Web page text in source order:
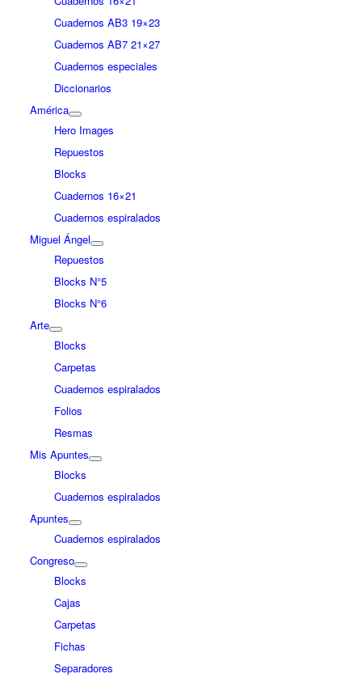
Cuadernos AB3 19×23
Cuadernos AB7 21×27
Cuadernos especiales
Diccionarios
América
Hero Images
Repuestos
Blocks
Cuadernos 16×21
Cuadernos espiralados
Miguel Ángel
Repuestos
Blocks N°5
Blocks N°6
Arte
Blocks
Carpetas
Cuadernos espiralados
Folios
Resmas
Mis Apuntes
Blocks
Cuadernos espiralados
Apuntes
Cuadernos espiralados
Congreso
Blocks
Cajas
Carpetas
Fichas
Separadores